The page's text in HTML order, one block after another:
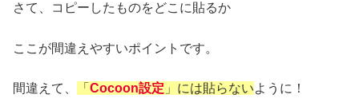
さて、コピーしたものをどこに貼るか
ここが間違えやすいポイントです。
間違えて、 「 Cocoon設定 」には貼らないように！